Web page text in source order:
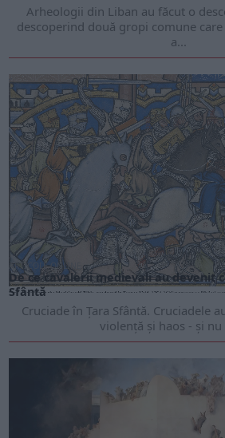
Arheologii din Liban au făcut o
descoperind două gropi comune
a...
ARTICOLE ONLINE
De ce cavalerii medievali au devenit
Sfântă
Cruciade în Țara Sfântă. Cruciadele
violență și haos - și nu